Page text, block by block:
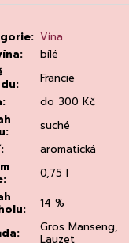
: Vína
:
bílé
:
Francie
:
do 300 Kč
:
suché
:
aromatická
:
0,75 l
:
14 %
:
Gros Manseng,
Lauzet